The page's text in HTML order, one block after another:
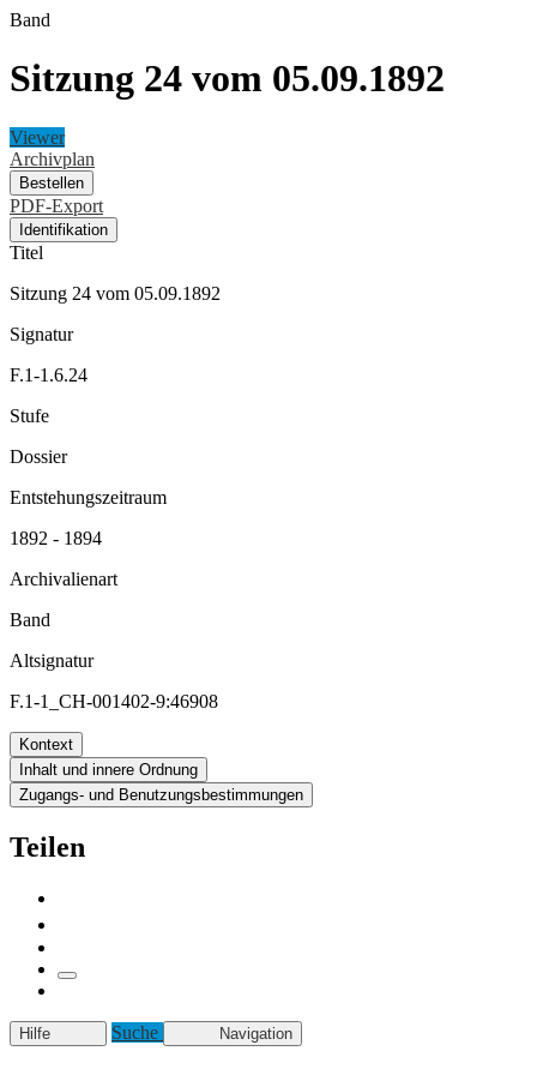
Band
Sitzung 24 vom 05.09.1892
Viewer
Archivplan
Bestellen
PDF-Export
Identifikation
Titel
Sitzung 24 vom 05.09.1892
Signatur
F.1-1.6.24
Stufe
Dossier
Entstehungszeitraum
1892 - 1894
Archivalienart
Band
Altsignatur
F.1-1_CH-001402-9:46908
Kontext
Inhalt und innere Ordnung
Zugangs- und Benutzungsbestimmungen
Teilen
Hilfe Suche Navigation